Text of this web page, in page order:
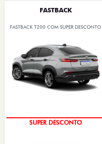
FASTBACK
FASTBACK T200 COM SUPER DESCONTO
SUPER DESCONTO